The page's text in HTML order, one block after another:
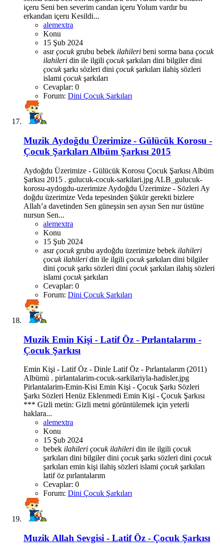
içeru Seni ben severim candan içeru Yolum vardır bu
erkandan içeru Kesildi...
alemextra
Konu
15 Şub 2024
asırçocukgrubu bebek ilahileri beni sorma bana çocuk
ilahileri din ile ilgili çocukşarkıları dini bilgilerdini
çocukşarkı sözleri dini çocukşarkıları ilahiş sözleri
islami çocukşarkıları
Cevaplar: 0
Forum: Dini Çocuk Şarkıları
Muzik Aydoğdu Üzerimize - Gülücük Korosu -
Çocuk Şarkıları Albüm Şarkısı 2015
Aydoğdu Üzerimize - Gülücük Korosu Çocuk Şarkısı Albüm
Şarkısı 2015 . gulucuk-cocuk-sarkilari.jpg ALB_gulucuk-
korosu-aydogdu-uzerimize Aydoğdu Üzerimize - Sözleri Ay
doğdu üzerimize Veda tepesinden Şükür gerekti bizlere
Allah’a davetinden Sen güneşsin sen aysın Sen nur üstüne
nursun Sen...
alemextra
Konu
15 Şub 2024
asırçocukgrubu aydoğdu üzerimize bebek ilahileri
çocuk ilahileri din ile ilgili çocukşarkıları dini bilgiler
dini çocukşarkı sözleri dini çocukşarkıları ilahiş sözleri
islami çocukşarkıları
Cevaplar: 0
Forum: Dini Çocuk Şarkıları
Muzik Emin Kişi - Latif Öz - Pırlantalarım -
Çocuk Şarkısı
Emin Kişi - Latif Öz - Dinle Latif Öz - Pırlantalarım (2011)
Albümü . pirlantalarim-cocuk-sarkilariyla-hadisler.jpg
Pirlantalarim-Emin-Kisi Emin Kişi - Çocuk Şarkı Sözleri
Şarkı Sözleri Henüz Eklenmedi Emin Kişi - Çocuk Şarkısı
*** Gizli metin: Gizli metni görüntülemek için yeterli
haklara...
alemextra
Konu
15 Şub 2024
bebek ilahileri çocuk ilahileri din ile ilgili çocuk
şarkıları dini bilgilerdini çocukşarkı sözleri dini çocuk
şarkıları emin kişi ilahiş sözleri islami çocukşarkıları
latif öz pırlantalarım
Cevaplar: 0
Forum: Dini Çocuk Şarkıları
Muzik Allah Sevgisi - Latif Öz - Çocuk Şarkısı